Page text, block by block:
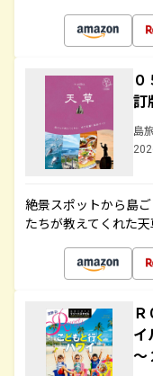
訂
島旅
絶景スポットから島
たちが教えてくれた
～